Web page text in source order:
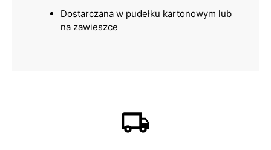
Dostarczana w pudełku kartonowym lub
na zawieszce